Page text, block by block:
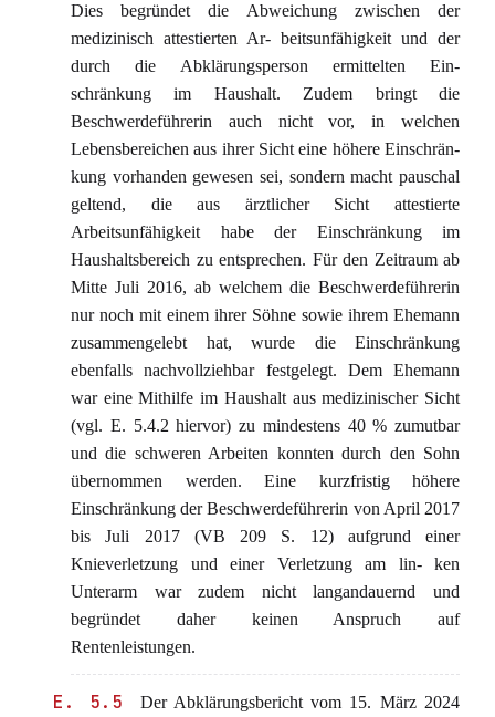
Dies begründet die Abweichung zwischen der
medizinisch attestierten Ar- beitsunfähigkeit und der
durch die Abklärungsperson ermittelten Ein-
schränkung im Haushalt. Zudem bringt die
Beschwerdeführerin auch nicht vor, in welchen
Lebensbereichen aus ihrer Sicht eine höhere Einschrän-
kung vorhanden gewesen sei, sondern macht pauschal
geltend, die aus ärztlicher Sicht attestierte
Arbeitsunfähigkeit habe der Einschränkung im
Haushaltsbereich zu entsprechen. Für den Zeitraum ab
Mitte Juli 2016, ab welchem die Beschwerdeführerin
nur noch mit einem ihrer Söhne sowie ihrem Ehemann
zusammengelebt hat, wurde die Einschränkung
ebenfalls nachvollziehbar festgelegt. Dem Ehemann
war eine Mithilfe im Haushalt aus medizinischer Sicht
(vgl. E. 5.4.2 hiervor) zu mindestens 40 % zumutbar
und die schweren Arbeiten konnten durch den Sohn
übernommen werden. Eine kurzfristig höhere
Einschränkung der Beschwerdeführerin von April 2017
bis Juli 2017 (VB 209 S. 12) aufgrund einer
Knieverletzung und einer Verletzung am lin- ken
Unterarm war zudem nicht langandauernd und
begründet daher keinen Anspruch auf
Rentenleistungen.
E. 5.5
Der Abklärungsbericht vom 15. März 2024